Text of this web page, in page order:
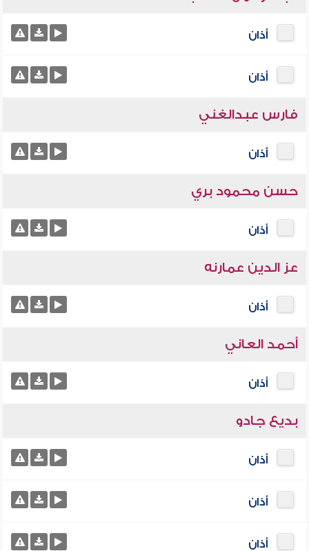
أذان
أذان
فارس عبدالغني
أذان
حسن محمود بري
أذان
عز الدين عمارنه
أذان
أحمد العاني
أذان
بديع جادو
أذان
أذان
أذان